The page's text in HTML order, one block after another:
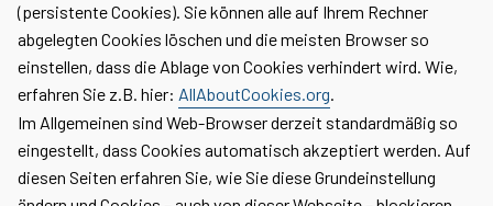
(persistente Cookies). Sie können alle auf Ihrem Rechner
abgelegten Cookies löschen und die meisten Browser so
einstellen, dass die Ablage von Cookies verhindert wird. Wie,
erfahren Sie z.B. hier: AllAboutCookies.org.
Im Allgemeinen sind Web-Browser derzeit standardmäßig so
eingestellt, dass Cookies automatisch akzeptiert werden. Auf
diesen Seiten erfahren Sie, wie Sie diese Grundeinstellung